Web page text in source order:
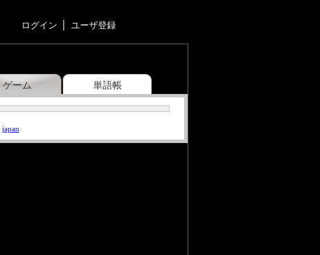
ログイン ユーザ登録
ゲーム 単語帳
japan